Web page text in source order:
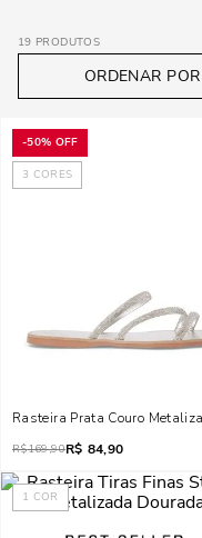
19 PRODUTOS
-50% OFF
3 CORES
Rasteira Prata Couro
R$169,90R$ 84,90
1 COR